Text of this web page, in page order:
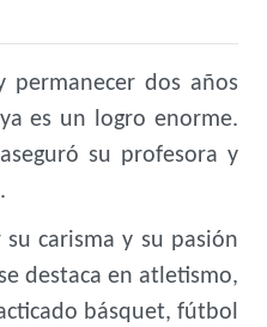
permanecer dos años
es un logro enorme.
su profesora y
carisma y su pasión
destaca en atletismo,
básquet, fútbol